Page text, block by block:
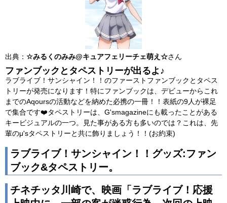
出典： ☆みるくのみみ@キュアフェリーチェ萌え☆さん
ファンブックとタペストリーが出るよ♪
ラブライブ！サンシャイン！！のファーストファンブックとタペス
トリーが発売になります！特にファンブックは、デビューからこれ
までのAqoursの活動などを納めた必携の一冊！！表紙の9人が裸足
で集合です❤️タペストリーは、G'smagazineにも載ったことがある
キービジュアルの一つ。見た事がある方も多いのでは？これは、先
輩のμ'sタペストリーと共に飾りましょう！！(お約束)
ラブライブ！サンシャイン！！グッズ:ファン
ブック&タペストリー。
チネチッタ川崎で、映画「ラブライブ！応援